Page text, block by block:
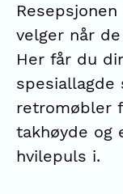
velger når
Her får du
spesiallagde
retromøbler
takhøyde og
hvilepuls i.